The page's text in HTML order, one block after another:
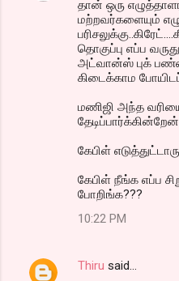
தான் ஒரு
மற்றவர்களையும்
தொகுப்பு எப்ப
அட்வான்ஸ் புக்
கிடைக்காம
மணிஜி அந்த
கேபிள்
கேபிள் நீங்க எப்ப
போறிங்க???
10:22 PM
Thiru said…